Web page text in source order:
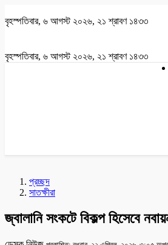
বৃহস্পতিবার, ৬ আগস্ট ২০২৬, ২১ শ্রাবণ ১৪৩৩
বৃহস্পতিবার, ৬ আগস্ট ২০২৬, ২১ শ্রাবণ ১৪৩৩
প্রচ্ছদ
সাতক্ষীরা
জ্বালানি সংকটে বিকল্প হিসেবে